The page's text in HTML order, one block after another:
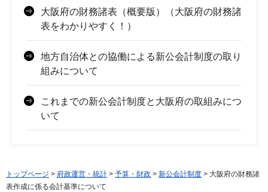
大阪府の財務諸表（概要版）（大阪府の財務諸
表をわかりやすく！）
地方自治体との協働による新公会計制度の取り
組みについて
これまでの新公会計制度と大阪府の取組みにつ
いて
トップページ > 府政運営・統計 > 予算・財政 > 新公会計制度 > 大阪府の財務諸
表作成に係る会計基準について